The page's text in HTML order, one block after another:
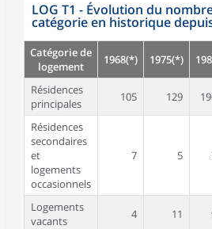
LOG T1 - Évolution du
catégorie en historique
Catégorie de
logement
1968(*) 1975(*)
Résidences
principales
105 129
Résidences
secondaires
et
logements
occasionnels
7 5
Logements
vacants
4 11